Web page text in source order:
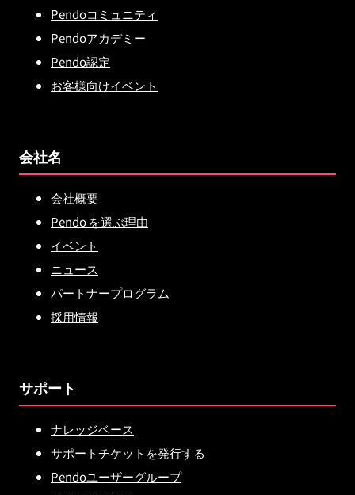
Pendoコミュニティ
Pendoアカデミー
Pendo認定
お客様向けイベント
会社名
会社概要
Pendo を選ぶ理由
イベント
ニュース
パートナープログラム
採用情報
サポート
ナレッジベース
サポートチケットを発行する
Pendoユーザーグループ